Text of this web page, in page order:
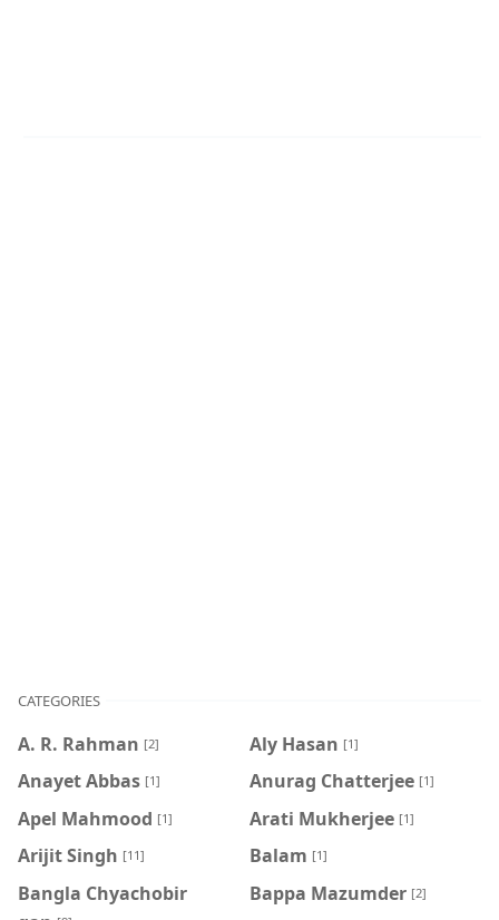
CATEGORIES
A. R. Rahman [2] Aly Hasan [1]
Anayet Abbas [1] Anurag Chatterjee [1]
Apel Mahmood [1] Arati Mukherjee [1]
Arijit Singh [11] Balam [1]
Bangla Chyachobir
Bappa Mazumder [2]